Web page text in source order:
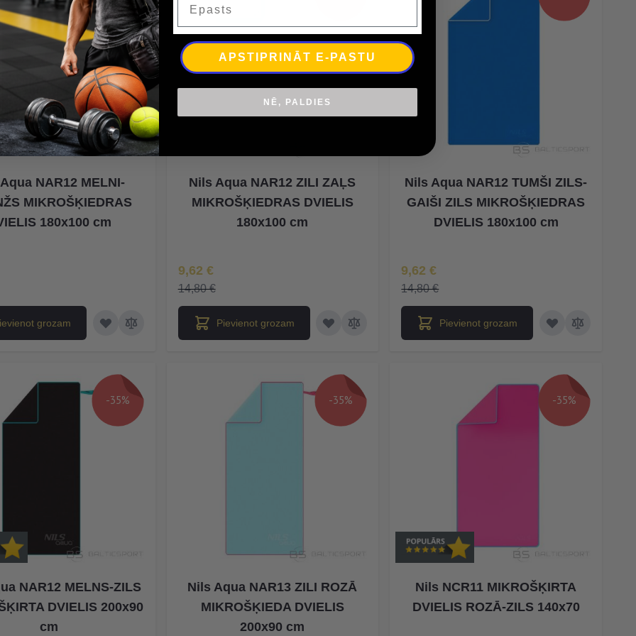
NAR12 MELNI-
MIKROŠĶIEDRAS
180x100 cm
grozam
Nils Aqua NAR12 ZILI ZAĻS
MIKROŠĶIEDRAS DVIELIS
180x100 cm
Īpaša Cena
9,62 €
14,80 €
Pievienot grozam
Nils Aqua NAR12 TUMŠI ZILS-
GAIŠI ZILS MIKROŠĶIEDRAS
DVIELIS 180x100 cm
Īpaša Cena
9,62 €
14,80 €
Pievienot grozam
-35%
NAR12 MELNS-ZILS
DVIELIS 200x90
cm
-35%
Nils Aqua NAR13 ZILI ROZĀ
MIKROŠĶIEDA DVIELIS
200x90 cm
-35%
Nils NCR11 MIKROŠĶIRTA
DVIELIS ROZĀ-ZILS 140x70
APSTIPRINĀT E-PASTU
NĒ, PALDIES